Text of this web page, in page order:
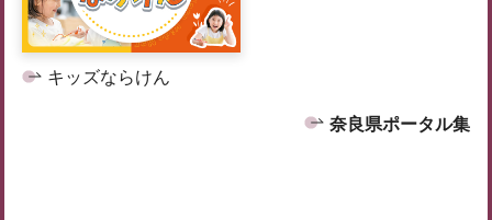
キッズならけん
奈良県ポータル集